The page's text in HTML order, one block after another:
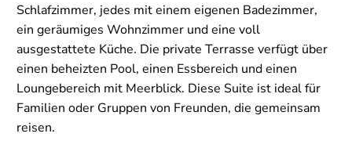
Schlafzimmer, jedes mit einem eigenen Badezimmer,
ein geräumiges Wohnzimmer und eine voll
ausgestattete Küche. Die private Terrasse verfügt über
einen beheizten Pool, einen Essbereich und einen
Loungebereich mit Meerblick. Diese Suite ist ideal für
Familien oder Gruppen von Freunden, die gemeinsam
reisen.